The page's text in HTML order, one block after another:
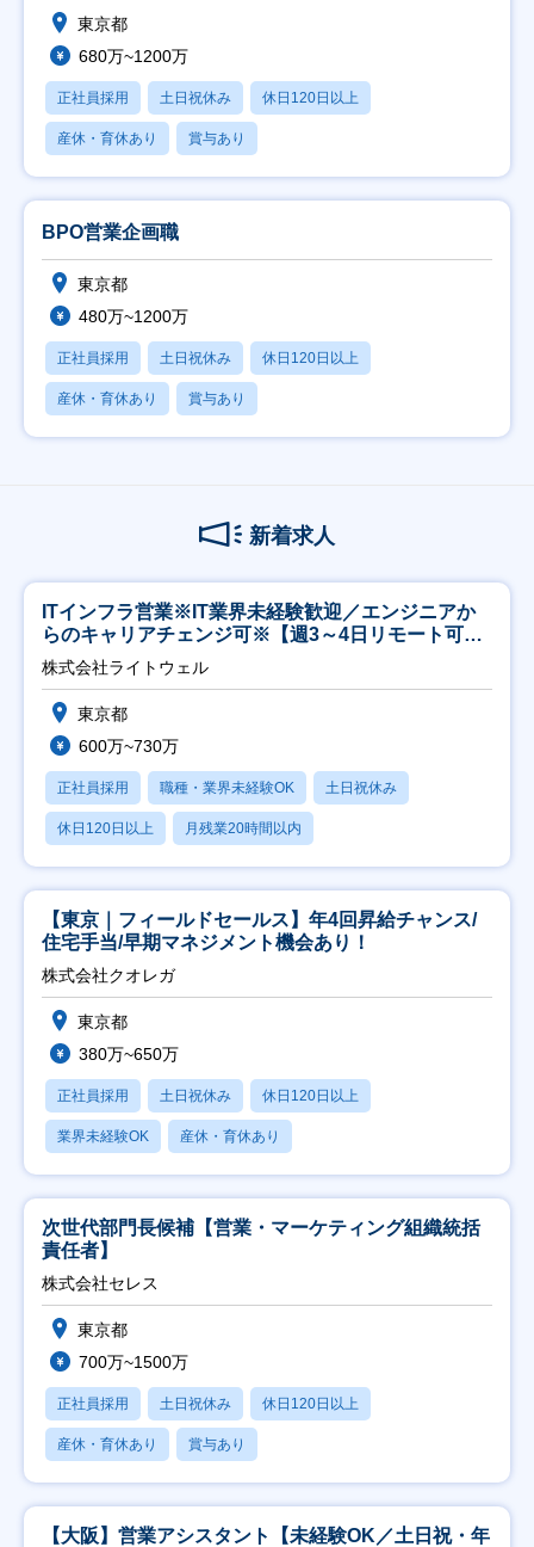
東京都
680万~1200万
正社員採用 土日祝休み 休日120日以上
産休・育休あり 賞与あり
BPO営業企画職
東京都
480万~1200万
正社員採用 土日祝休み 休日120日以上
産休・育休あり 賞与あり
新着求人
ITインフラ営業※IT業界未経験歓迎／エンジニアか
らのキャリアチェンジ可※【週3～4日リモート可
能】
株式会社ライトウェル
東京都
600万~730万
正社員採用 職種・業界未経験OK 土日祝休み
休日120日以上 月残業20時間以内
【東京｜フィールドセールス】年4回昇給チャンス/
住宅手当/早期マネジメント機会あり！
株式会社クオレガ
東京都
380万~650万
正社員採用 土日祝休み 休日120日以上
業界未経験OK 産休・育休あり
次世代部門長候補【営業・マーケティング組織統括
責任者】
株式会社セレス
東京都
700万~1500万
正社員採用 土日祝休み 休日120日以上
産休・育休あり 賞与あり
【大阪】営業アシスタント【未経験OK／土日祝・年